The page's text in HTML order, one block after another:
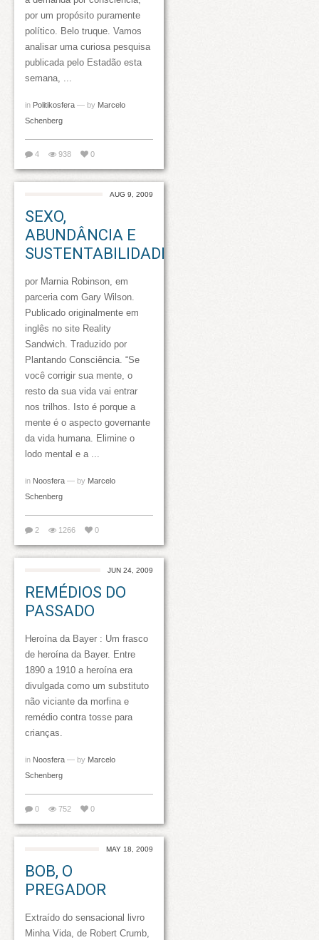
por um propósito puramente
político. Belo truque. Vamos
analisar uma curiosa pesquisa
publicada pelo Estadão esta
semana, ...
in Politikosfera — by Marcelo
Schenberg
4 938 0
AUG 9, 2009
SEXO,
ABUNDÂNCIA E
SUSTENTABILIDADE
por Marnia Robinson, em
parceria com Gary Wilson.
Publicado originalmente em
inglês no site Reality
Sandwich. Traduzido por
Plantando Consciência. “Se
você corrigir sua mente, o
resto da sua vida vai entrar
nos trilhos. Isto é porque a
mente é o aspecto governante
da vida humana. Elimine o
lodo mental e a ...
in Noosfera — by Marcelo
Schenberg
2 1266 0
JUN 24, 2009
REMÉDIOS DO
PASSADO
Heroína da Bayer : Um frasco
de heroína da Bayer. Entre
1890 a 1910 a heroína era
divulgada como um substituto
não viciante da morfina e
remédio contra tosse para
crianças.
in Noosfera — by Marcelo
Schenberg
0 752 0
MAY 18, 2009
BOB, O
PREGADOR
Extraído do sensacional livro
Minha Vida, de Robert Crumb,